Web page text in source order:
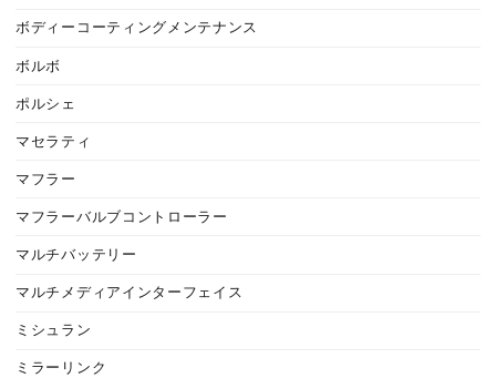
ボディーコーティングメンテナンス
ボルボ
ポルシェ
マセラティ
マフラー
マフラーバルブコントローラー
マルチバッテリー
マルチメディアインターフェイス
ミシュラン
ミラーリンク